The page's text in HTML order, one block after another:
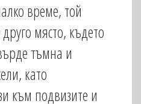
време, той
място, където
тъмна и
като
към подвизите и